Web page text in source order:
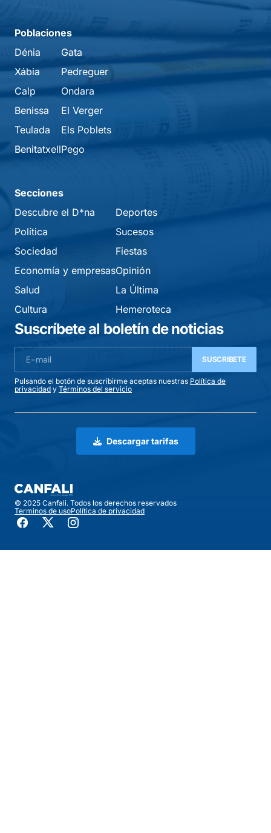
Poblaciones
Dénia
Xábia
Calp
Benissa
Teulada
Benitatxell
Gata
Pedreguer
Ondara
El Verger
Els Poblets
Pego
Secciones
Descubre el D*na
Política
Sociedad
Economía y empresas
Salud
Cultura
Deportes
Sucesos
Fiestas
Opinión
La Última
Hemeroteca
Suscríbete al boletín de noticias
SUSCRIBETE
Pulsando el botón de suscribirme aceptas nuestras Política de
privacidad y Términos del servicio
Descargar tarifas
© 2025 Canfali. Todos los derechos reservados
Terminos de usoPolítica de privacidad